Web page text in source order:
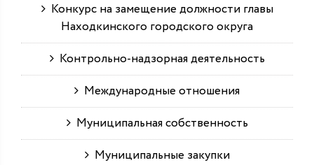
Конкурс на замещение должности главы
Находкинского городского округа
Контрольно-надзорная деятельность
Международные отношения
Муниципальная собственность
Муниципальные закупки